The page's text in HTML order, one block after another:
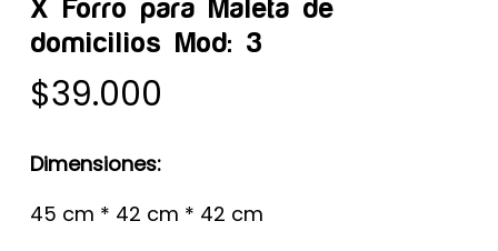
X Forro para Maleta de
domicilios Mod: 3
$39.000
Dimensiones:
45 cm * 42 cm * 42 cm